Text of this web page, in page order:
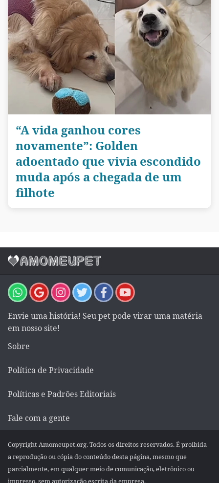
“A vida ganhou cores
novamente”: Golden
adoentado que vivia escondido
muda após a chegada de um
filhote
Envie uma história! Seu pet pode virar uma matéria
em nosso site!
Sobre
Política de Privacidade
Políticas e Padrões Editoriais
Fale com a gente
Copyright Amomeupet.org. Todos os direitos reservados. É proibida
a reprodução ou cópia do conteúdo desta página, mesmo que
parcialmente, em qualquer meio de comunicação, eletrônico ou
impresso, sem autorização escrita da empresa.